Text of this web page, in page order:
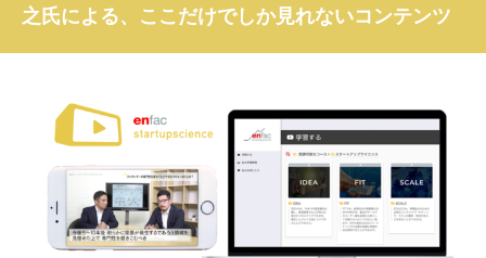
之氏による、ここだけでしか見れないコンテンツ